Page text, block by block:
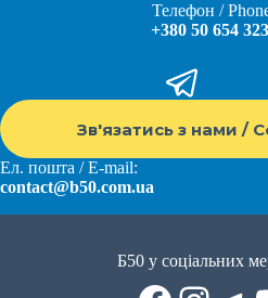
Телефон /
+380 50 654
Зв'язатись з нами /
Ел. пошта / E-mail:
contact@b50.com.ua
Б50 у соціальних